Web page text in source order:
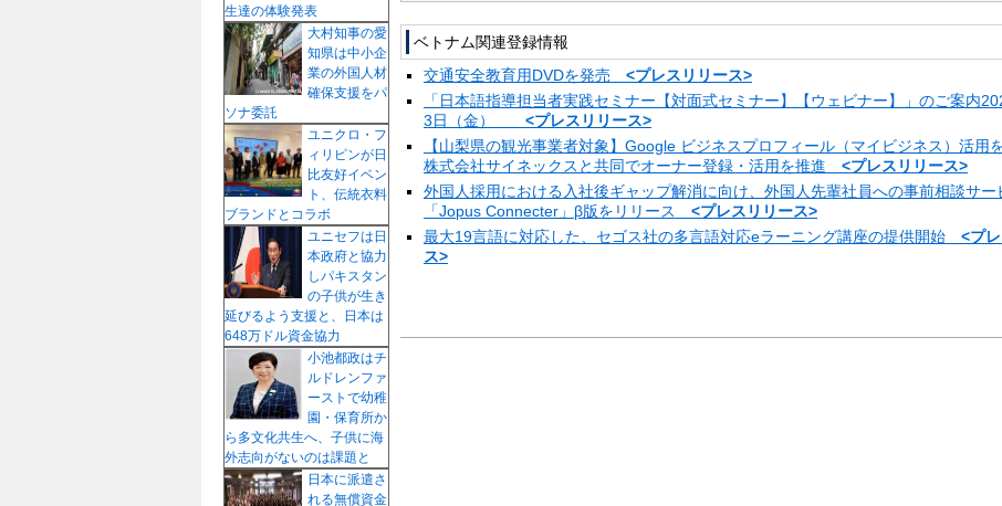
ベトナム関連登録情報
交通安全教育用DVDを発売 <プレスリリース>
「日本語指導担当者実践セミナー【対面式セミナー】【ウェビナー】」のご案内
3日（金） <プレスリリース>
【山梨県の観光事業者対象】Google ビジネスプロフィール（マイビジネス）活用を
株式会社サイネックスと共同でオーナー登録・活用を推進 <プレスリリース>
外国人採用における入社後ギャップ解消に向け、外国人先輩社員への事前相談サー
「Jopus Connecter」β版をリリース <プレスリリース>
最大19言語に対応した、セゴス社の多言語対応eラーニング講座の提供開始 <プ
ス>
生達の体験発表
大村知事の愛
知県は中小企
業の外国人材
確保支援をパ
ソナ委託
ユニクロ・フ
ィリピンが日
比友好イベン
ト、伝統衣料
ブランドとコラボ
ユニセフは日
本政府と協力
しパキスタン
の子供が生き
延びるよう支援と、日本は
648万ドル資金協力
小池都政はチ
ルドレンファ
ーストで幼稚
園・保育所か
ら多文化共生へ、子供に海
外志向がないのは課題と
日本に派遣さ
れる無償資金